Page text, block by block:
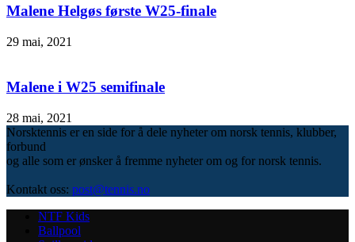
Malene Helgøs første W25-finale
29 mai, 2021
Malene i W25 semifinale
28 mai, 2021
Norsktennis er en side for å dele nyheter om norsk tennis, klubber,
forbund
og alle som er ønsker å fremme nyheter om og for norsk tennis.
Kontakt oss: post@tennis.no
NTF Kids
Ballpool